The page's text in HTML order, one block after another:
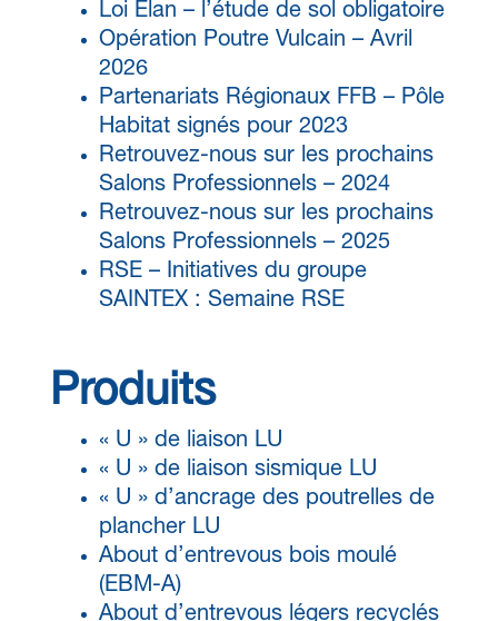
Loi Élan – l’étude de sol obligatoire
Opération Poutre Vulcain – Avril
2026
Partenariats Régionaux FFB – Pôle
Habitat signés pour 2023
Retrouvez-nous sur les prochains
Salons Professionnels – 2024
Retrouvez-nous sur les prochains
Salons Professionnels – 2025
RSE – Initiatives du groupe
SAINTEX : Semaine RSE
Produits
« U » de liaison LU
« U » de liaison sismique LU
« U » d’ancrage des poutrelles de
plancher LU
About d’entrevous bois moulé
(EBM-A)
About d’entrevous légers recyclés